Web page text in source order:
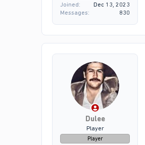
Joined
Dec 13, 2023
Messages
830
Dulee
Player
Player